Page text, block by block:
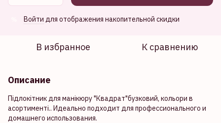
Войти для отображения накопительной скидки
В избранное К сравнению
Описание
Підлокітник для манікюру "Квадрат"бузковий, кольори в
асортименті.. Идеально подходит для профессионального и
домашнего использования.